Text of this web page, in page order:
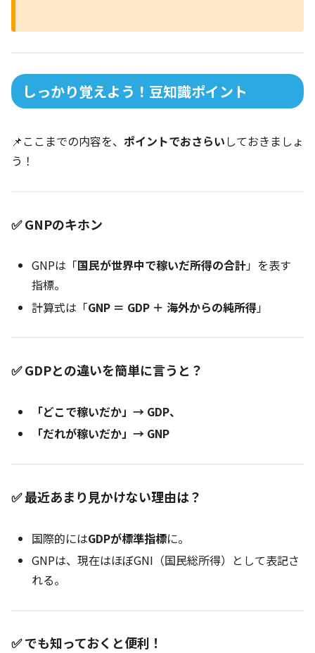
しっかり覚えよう！豆知識ポイント
📌ここまでの内容を、 ポイントでおさらいしておきましょ
う！
✅ GNPのキホン
GNPは「国民が世界中で稼いだ所得の合計」を表す
指標。
計算式は「GNP ＝ GDP ＋ 海外からの純所得」
✅ GDPとの違いを簡単に言うと？
「どこで稼いだか」→ GDP、
「だれが稼いだか」→ GNP
✅ 最近あまり見かけない理由は？
国際的にはGDPが標準指標に。
GNPは、現在はほぼGNI（国民総所得）として表記さ
れる。
✅ でも知っておくと便利！